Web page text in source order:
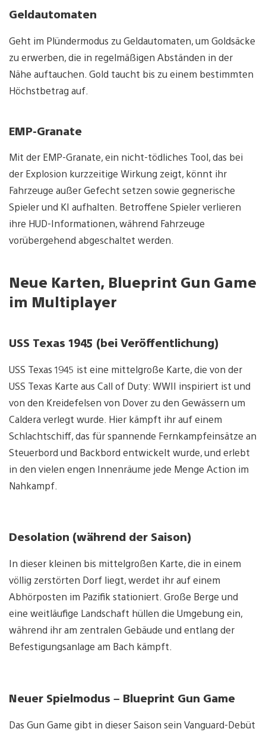
Geldautomaten
Geht im Plündermodus zu Geldautomaten, um Goldsäcke
zu erwerben, die in regelmäßigen Abständen in der
Nähe auftauchen. Gold taucht bis zu einem bestimmten
Höchstbetrag auf.
EMP-Granate
Mit der EMP-Granate, ein nicht-tödliches Tool, das bei
der Explosion kurzzeitige Wirkung zeigt, könnt ihr
Fahrzeuge außer Gefecht setzen sowie gegnerische
Spieler und KI aufhalten. Betroffene Spieler verlieren
ihre HUD-Informationen, während Fahrzeuge
vorübergehend abgeschaltet werden.
Neue Karten, Blueprint Gun Game
im Multiplayer
USS Texas 1945 (bei Veröffentlichung)
USS Texas 1945 ist eine mittelgroße Karte, die von der
USS Texas Karte aus Call of Duty: WWII inspiriert ist und
von den Kreidefelsen von Dover zu den Gewässern um
Caldera verlegt wurde. Hier kämpft ihr auf einem
Schlachtschiff, das für spannende Fernkampfeinsätze an
Steuerbord und Backbord entwickelt wurde, und erlebt
in den vielen engen Innenräume jede Menge Action im
Nahkampf.
Desolation (während der Saison)
In dieser kleinen bis mittelgroßen Karte, die in einem
völlig zerstörten Dorf liegt, werdet ihr auf einem
Abhörposten im Pazifik stationiert. Große Berge und
eine weitläufige Landschaft hüllen die Umgebung ein,
während ihr am zentralen Gebäude und entlang der
Befestigungsanlage am Bach kämpft.
Neuer Spielmodus – Blueprint Gun Game
Das Gun Game gibt in dieser Saison sein Vanguard-Debüt